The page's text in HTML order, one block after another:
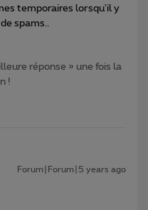
temporaires lorsqu'il y
spams..
réponse » une fois la
!
Forum|Forum|5 years ago